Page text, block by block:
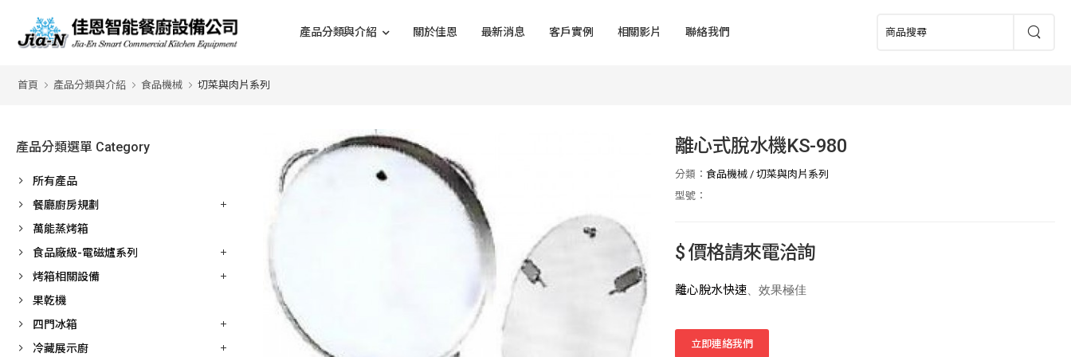
產品分類與介紹 關於佳恩 最新消息 客戶實例 相關影片 聯絡我們
首頁 產品分類與介紹 食品機械 切菜與肉片系列
產品分類選單 Category
所有產品
餐廳廚房規劃
萬能蒸烤箱
食品廠級-電磁爐系列
烤箱相關設備
果乾機
四門冰箱
冷藏展示廚
離心式脫水機KS-980
分類： 食品機械 / 切菜與肉片系列
型號：
$ 價格請來電洽詢
離心脫水快速 、效果極佳
立即連絡我們